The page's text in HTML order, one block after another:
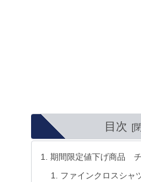
目次
期間限定値下げ商品
ファインクロスシャ